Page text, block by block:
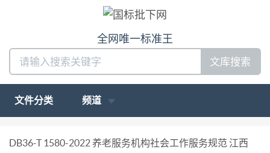
全网唯一标准王
文库搜索
文件分类 频道
DB36-T 1580-2022 养老服务机构社会工作服务规范 江西